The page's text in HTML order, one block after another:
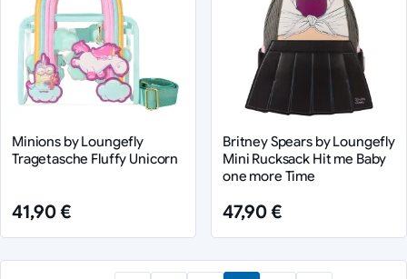
Minions by Loungefly
Tragetasche Fluffy Unicorn
41,90 €
Britney Spears by Loungefly
Mini Rucksack Hit me Baby
one more Time
47,90 €